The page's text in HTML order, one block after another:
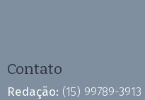
Contato
Redação: (15) 99789-3913